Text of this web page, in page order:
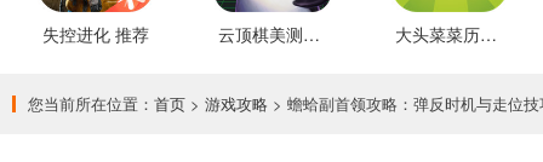
失控进化 推荐 云顶棋美测服 最新版 大头菜菜历险记 好玩的
您当前所在位置： 首页 > 游戏攻略 > 蟾蛤副首领攻略：弹反时机与走位